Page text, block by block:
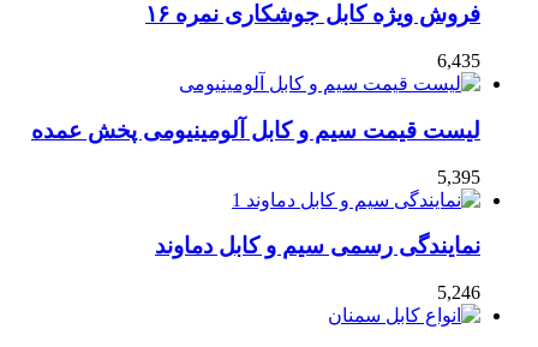
فروش ویژه کابل جوشکاری نمره ۱۶
6,435
لیست قیمت سیم و کابل آلومینیومی پخش عمده
5,395
نمایندگی رسمی سیم و کابل دماوند
5,246